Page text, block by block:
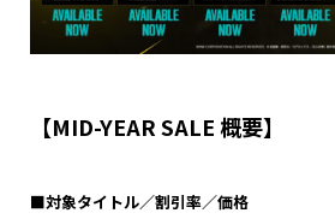
【MID-YEAR SALE 概要】
■対象タイトル／割引率／価格